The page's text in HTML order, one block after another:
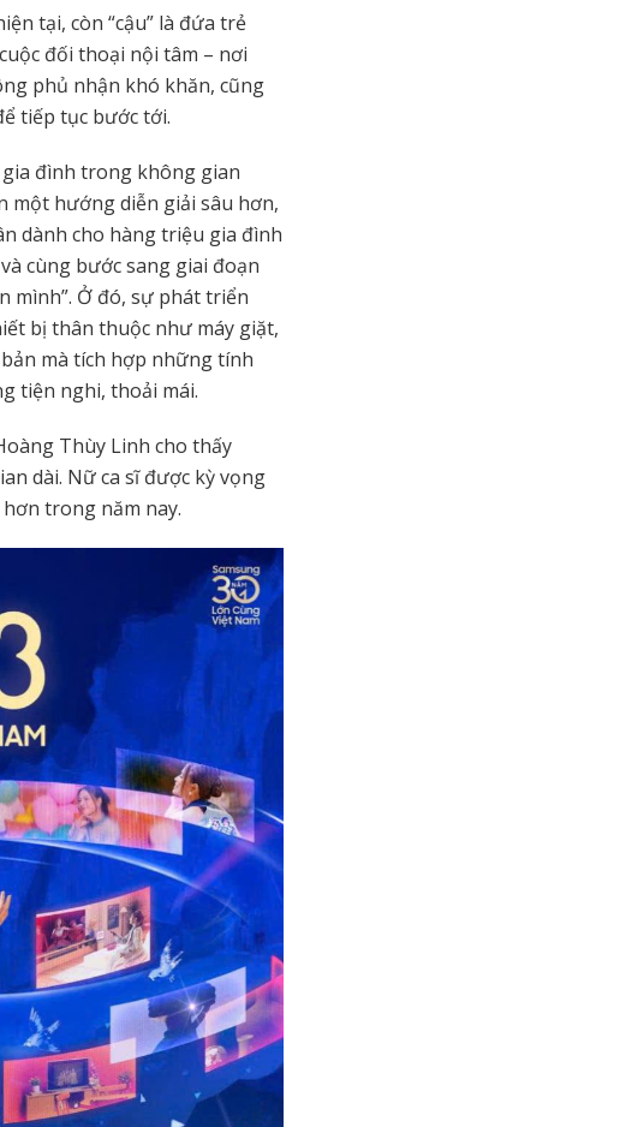
tại, còn “cậu” là đứa trẻ
đối thoại nội tâm – nơi
phủ nhận khó khăn, cũng
tiếp tục bước tới.
đình trong không gian
một hướng diễn giải sâu hơn,
dành cho hàng triệu gia đình
cùng bước sang giai đoạn
mình”. Ở đó, sự phát triển
bị thân thuộc như máy giặt,
mà tích hợp những tính
tiện nghi, thoải mái.
Thùy Linh cho thấy
dài. Nữ ca sĩ được kỳ vọng
trong năm nay.